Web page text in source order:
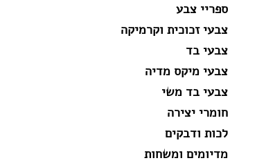
ספריי צבע
צבעי זכוכית וקרמיקה
צבעי בד
צבעי מיקס מדיה
צבעי בד משי
חומרי יצירה
לכות ודבקים
מדיומים ומשחות